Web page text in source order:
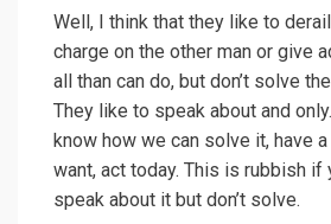
Well, I think that they like to
charge on the other man or give
all than can do, but don’t solve
They like to speak about and
know how we can solve it, have
want, act today. This is rubbish if
speak about it but don’t solve.